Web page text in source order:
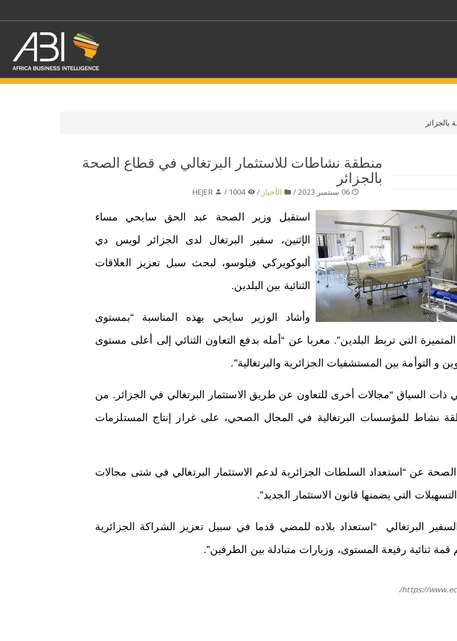
اختر قطاع / القطاعات
حدد الفئة
منطقة نشاطات للاستثمار البرتغالي في قطاع الصحة
بالجزائر
06 سبتمبر 2023 / الأخبار /
1004 /
استقبل وزير الصحة عبد الحق سايحي مساء
الإثنين، سفير البرتغال لدى الجزائر لويس دي
ألبوكويركي فيلوسو، لبحث سبل تعزيز العلاقات
الثنائية بين البلدين.
وأشاد الوزير سايحي بهذه المناسبة “بمستوى
المتميزة التي تربط البلدين”. معربا عن “أمله بدفع التعاون الثنائي إلى أعلى مستوى
و التوأمة بين المستشفيات الجزائرية والبرتغالية”.
ذات السياق “مجالات أخرى للتعاون عن طريق الاستثمار البرتغالي في الجزائر. من
نشاط للمؤسسات البرتغالية في المجال الصحي، على غرار إنتاج المستلزمات
عن “استعداد السلطات الجزائرية لدعم الاستثمار البرتغالي في شتى مجالات
التي يضمنها قانون الاستثمار الجديد”.
البرتغالي
“استعداد بلاده للمضي قدما في سبيل تعزيز الشراكة الجزائرية
قمة ثنائية رفيعة المستوى، وزيارات متبادلة بين الطرفين”.
https://